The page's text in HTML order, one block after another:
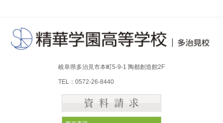
岐阜県多治見市本町5-9-1 陶都創造館2F
TEL：0572-26-8440